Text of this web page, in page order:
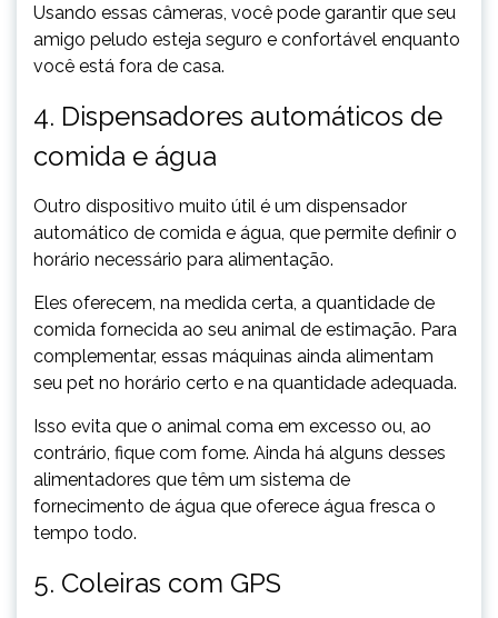
Usando essas câmeras, você pode garantir que seu
amigo peludo esteja seguro e confortável enquanto
você está fora de casa.
4. Dispensadores automáticos de
comida e água
Outro dispositivo muito útil é um dispensador
automático de comida e água, que permite definir o
horário necessário para alimentação.
Eles oferecem, na medida certa, a quantidade de
comida fornecida ao seu animal de estimação. Para
complementar, essas máquinas ainda alimentam
seu pet no horário certo e na quantidade adequada.
Isso evita que o animal coma em excesso ou, ao
contrário, fique com fome. Ainda há alguns desses
alimentadores que têm um sistema de
fornecimento de água que oferece água fresca o
tempo todo.
5. Coleiras com GPS